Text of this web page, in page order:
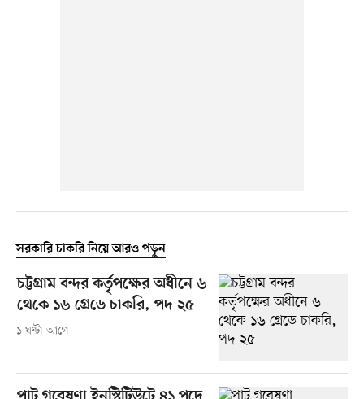
সরকারি চাকরি নিয়ে আরও পড়ুন
চট্টগ্রাম বন্দর কর্তৃপক্ষের অধীনে ৬
থেকে ১৬ গ্রেডে চাকরি, পদ ২৫
১ ঘণ্টা আগে